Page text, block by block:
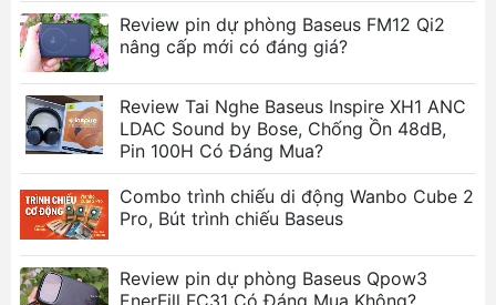
Thiết Kế Đa Dụng 3-in-1: Tích hợp ba chức
năng chính trong một sản phẩm duy nhất: đầu
bút đĩa trong suốt để viết/vẽ chi tiết, đầu bút
sợi carbon để lướt và ghi chú nhanh, cùng đầu
bút bi truyền thống (nếu có - dựa trên mô tả
"3 đầu bút"). Sự linh hoạt này đáp ứng mọi nhu
cầu từ công việc đến giải trí.
Phản Hồi Cảm Ứng Tức Thì & Độ Chính Xác
Cao: Đầu bút siêu nhạy, cho phép nét viết và
nét vẽ được hiển thị gần như ngay lập tức và
vô cùng chính xác, mang lại trải nghiệm tương
Review pin dự phòng Baseus FM12 Qi2
nâng cấp mới có đáng giá?
Review Tai Nghe Baseus Inspire XH1 ANC
LDAC Sound by Bose, Chống Ồn 48dB,
Pin 100H Có Đáng Mua?
Combo trình chiếu di động Wanbo Cube 2
Pro, Bút trình chiếu Baseus
Review pin dự phòng Baseus Qpow3